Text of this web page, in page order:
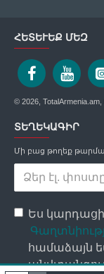
ՀԵՏԵՒԵՔ ՄԵԶ
© 2026,
ՏԵՂԵԿԱԳԻՐ
Մի բաց թողեք
Ես կարդացի
համաձայն